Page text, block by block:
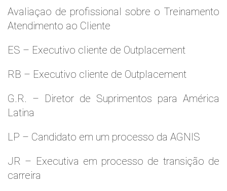
Avaliaçao de profissional sobre o Treinamento
Atendimento ao Cliente
ES – Executivo cliente de Outplacement
RB – Executivo cliente de Outplacement
G.R. – Diretor de Suprimentos para América
Latina
LP – Candidato em um processo da AGNIS
JR – Executiva em processo de transição de
carreira